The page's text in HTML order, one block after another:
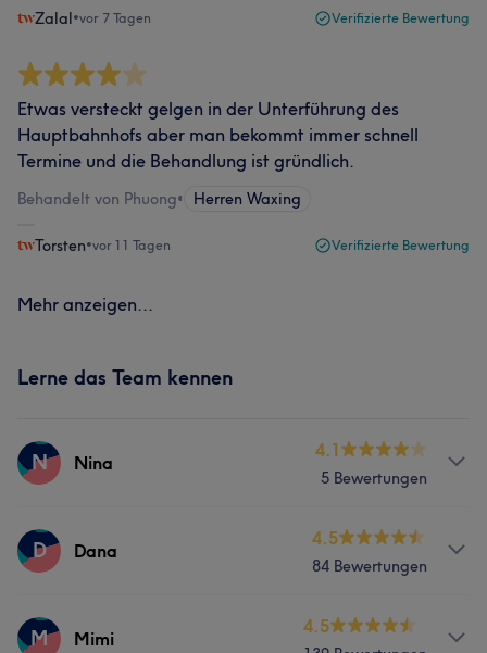
Zalal•vor 7 Tagen Verifizierte Bewertung
Etwas versteckt gelgen in der Unterführung des
Hauptbahnhofs aber man bekommt immer schnell
Termine und die Behandlung ist gründlich.
Behandelt von Phuong• Herren Waxing
Torsten•vor 11 Tagen Verifizierte Bewertung
Mehr anzeigen...
Lerne das Team kennen
N Nina
4.1
5 Bewertungen
Services
D Dana
4.5
84 Bewertungen
Services
M Mimi
4.5